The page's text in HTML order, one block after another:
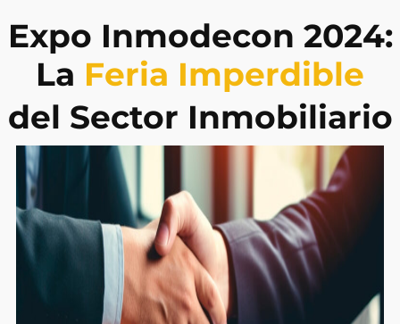
Expo Inmodecon 2024:
La Feria Imperdible
del Sector Inmobiliario